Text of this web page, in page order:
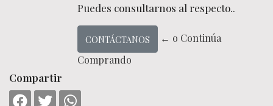
Puedes consultarnos al respecto..
CONTÁCTANOS
← o Continúa
Comprando
Compartir